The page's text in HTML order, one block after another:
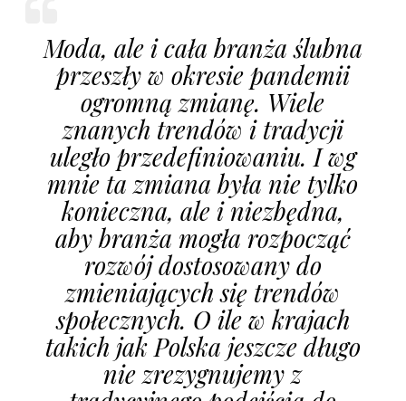
Moda, ale i cała branża ślubna
przeszły w okresie pandemii
ogromną zmianę. Wiele
znanych trendów i tradycji
uległo przedefiniowaniu. I wg
mnie ta zmiana była nie tylko
konieczna, ale i niezbędna,
aby branża mogła rozpocząć
rozwój dostosowany do
zmieniających się trendów
społecznych. O ile w krajach
takich jak Polska jeszcze długo
nie zrezygnujemy z